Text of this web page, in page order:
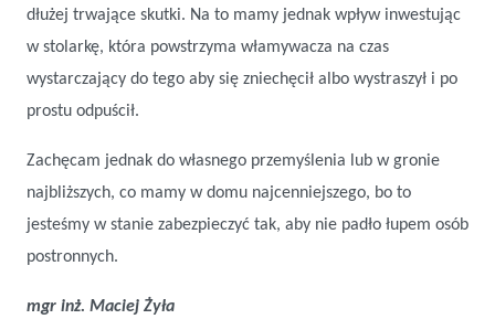
dłużej trwające skutki. Na to mamy jednak wpływ inwestując
w stolarkę, która powstrzyma włamywacza na czas
wystarczający do tego aby się zniechęcił albo wystraszył i po
prostu odpuścił.
Zachęcam jednak do własnego przemyślenia lub w gronie
najbliższych, co mamy w domu najcenniejszego, bo to
jesteśmy w stanie zabezpieczyć tak, aby nie padło łupem osób
postronnych.
mgr inż. Maciej Żyła